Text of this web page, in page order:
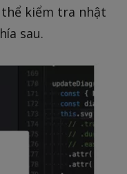
kiểm tra nhật
sau.